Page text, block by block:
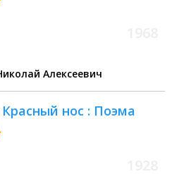
Алексеевич
нос : Поэма